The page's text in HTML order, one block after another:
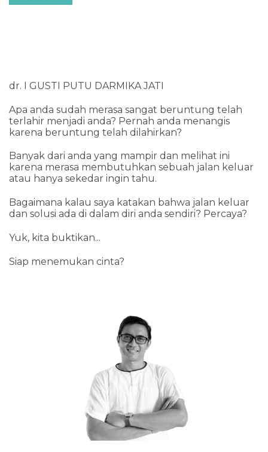
dr. I GUSTI PUTU DARMIKA JATI
Apa anda sudah merasa sangat beruntung telah
terlahir menjadi anda? Pernah anda menangis
karena beruntung telah dilahirkan?
Banyak dari anda yang mampir dan melihat ini
karena merasa membutuhkan sebuah jalan keluar
atau hanya sekedar ingin tahu.
Bagaimana kalau saya katakan bahwa jalan keluar
dan solusi ada di dalam diri anda sendiri? Percaya?
Yuk, kita buktikan...
Siap menemukan cinta?